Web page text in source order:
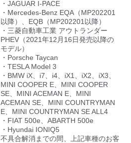
検索する
・JAGUAR I-PACE
・Mercedes-Benz EQA（MP202201
以降）、EQB（MP202201以降）
・三菱自動車工業 アウトランダー
PHEV（2021年12月16日発売以降の
モデル）
・Porsche Taycan
・TESLA Model 3
・BMW iX、i7、i4、iX1、iX2、iX3、
MINI COOPER E、MINI COOPER
SE、MINI ACEMAN E、MINI
ACEMAN SE、MINI COUNTRYMAN
E、MINI COUNTRYMAN SE ALL4
・FIAT 500e、ABARTH 500e
・Hyundai IONIQ5
不具合解消までの間、上記車種のお客